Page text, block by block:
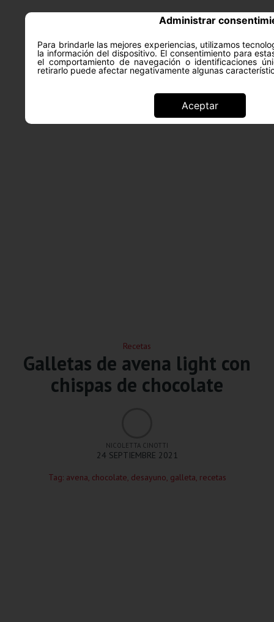
Administrar
Para brindarle las mejores experiencias, utilizamos
la información del dispositivo. El consentimiento para
el comportamiento de navegación o identificaciones
retirarlo puede afectar negativamente algunas
Aceptar
Recetas
Galletas de avena light con
chispas de chocolate
NICOLETTA CINOTTI
24 SEPTIEMBRE 2021
Tag: avena, chocolate, desayuno, galleta, recetas